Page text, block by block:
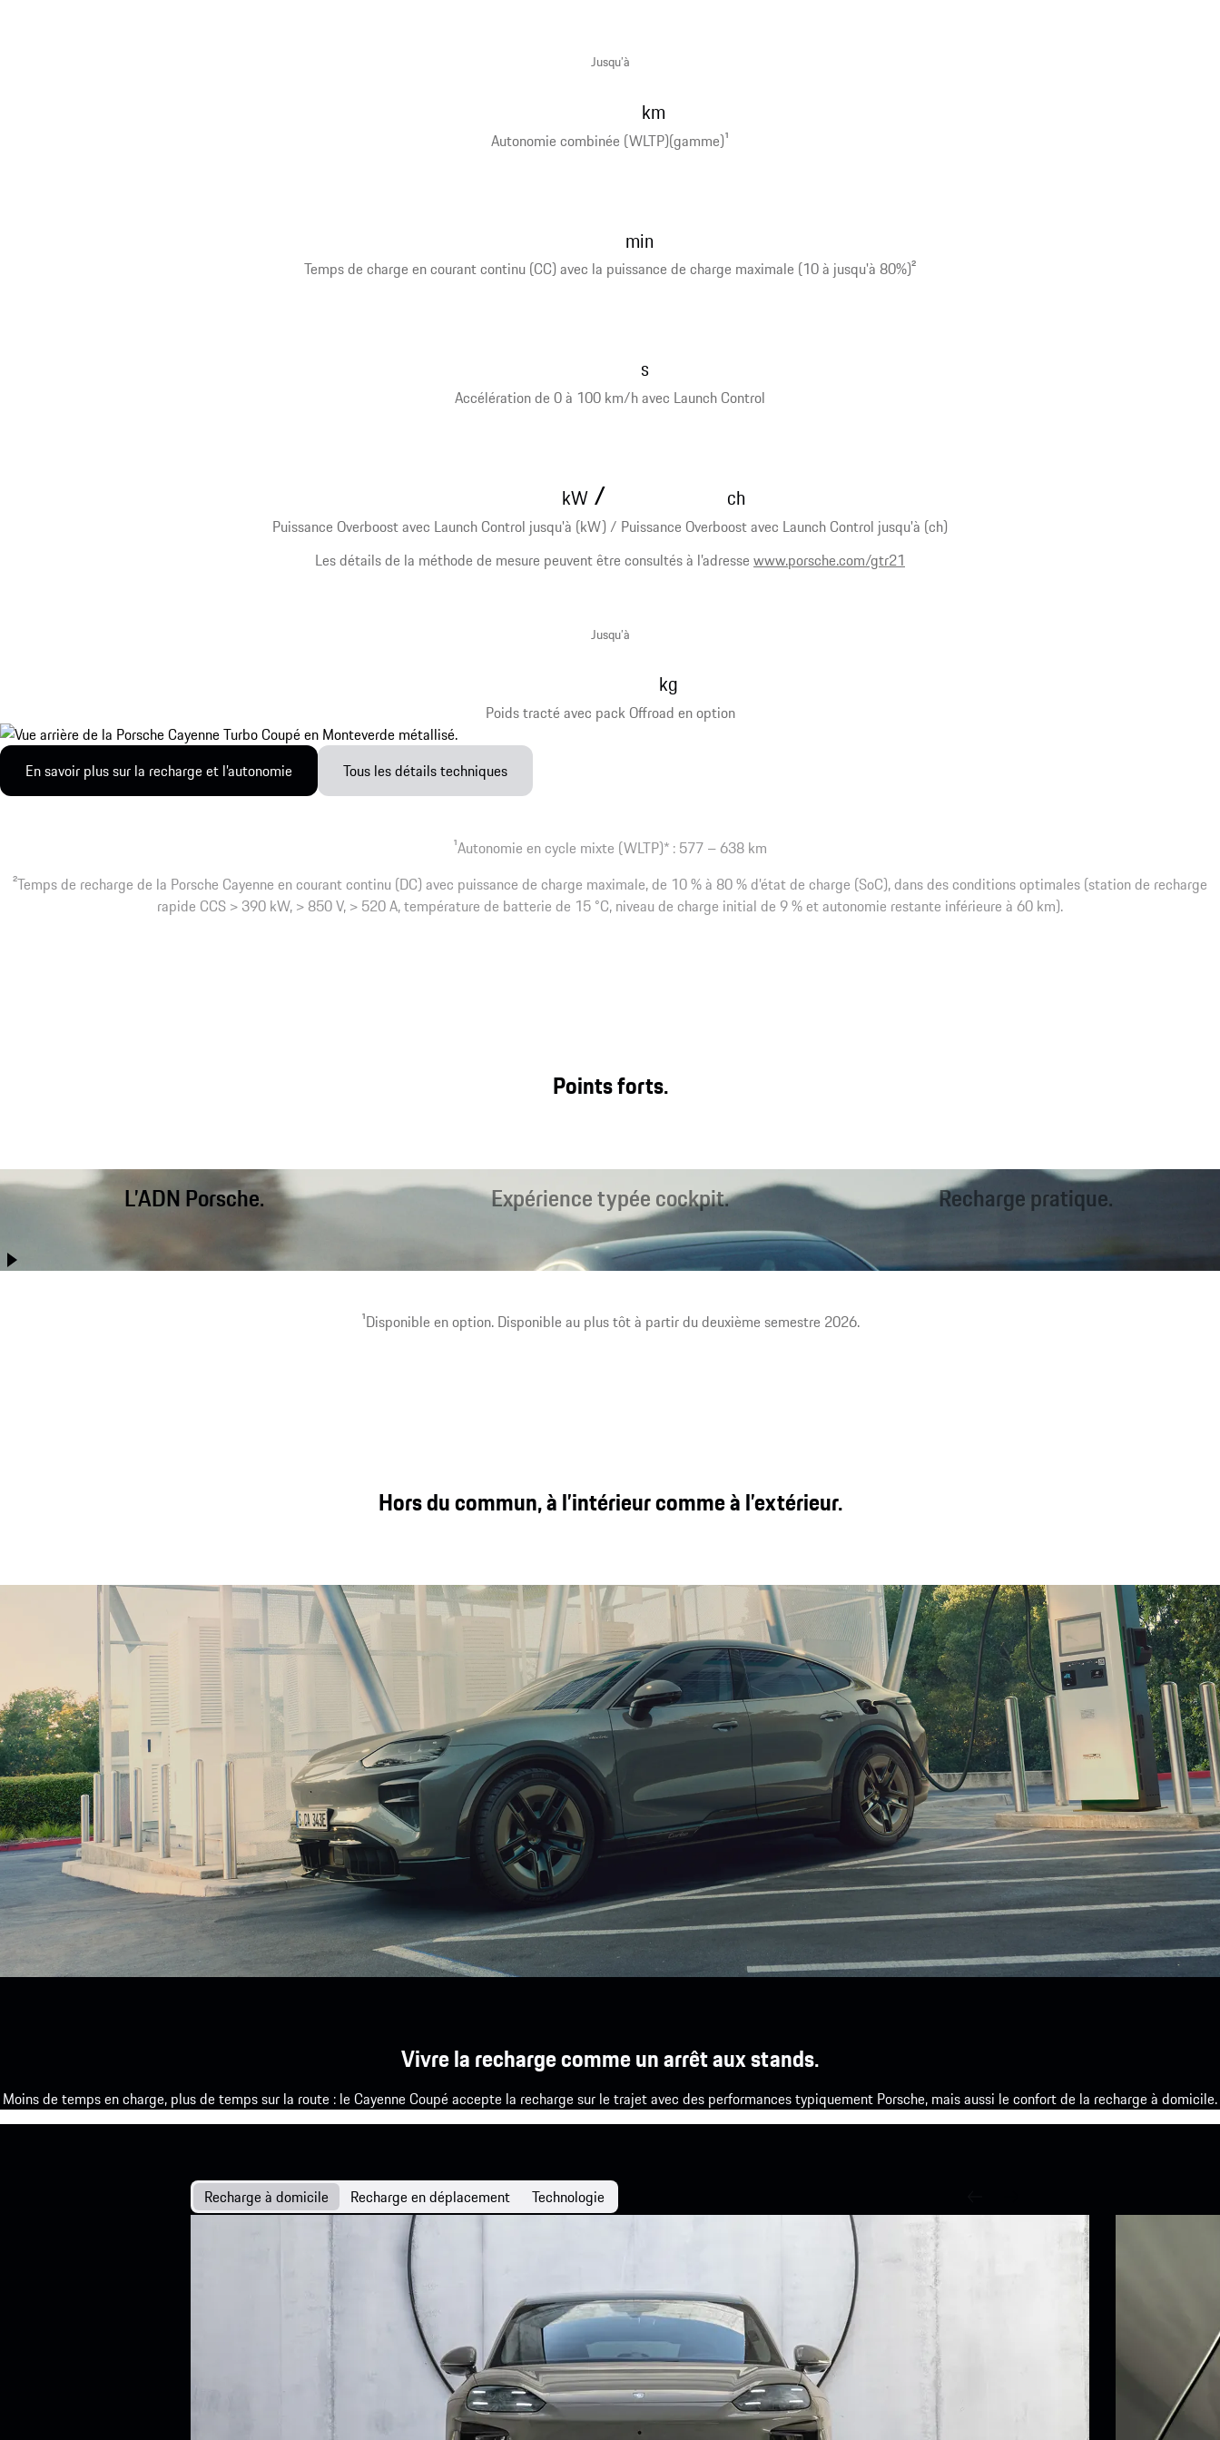
Autonomie combinée (WLTP)(gamme)1
Jusqu’à
km
Temps de charge en courant continu (CC) avec la puissance de charge maximale (10 à jusqu'à 80%)2
min
Accélération de 0 à 100 km/h avec Launch Control
s
Puissance Overboost avec Launch Control jusqu'à (kW) / Puissance Overboost avec Launch Control jusqu'à (ch)
Les détails de la méthode de mesure peuvent être consultés à l’adresse www.porsche.com/gtr21
kW / ch
Poids tracté avec pack Offroad en option
Jusqu’à
kg
En savoir plus sur la recharge et l’autonomie Tous les détails techniques
1Autonomie en cycle mixte (WLTP)* : 577 – 638 km
2Temps de recharge de la Porsche Cayenne en courant continu (DC) avec puissance de charge maximale, de 10 % à 80 % d’état de charge (SoC), dans des conditions optimales (station de recharge
rapide CCS > 390 kW, > 850 V, > 520 A, température de batterie de 15 °C, niveau de charge initial de 9 % et autonomie restante inférieure à 60 km).
Points forts.
L’ADN Porsche.
d’utilisation au quotidien, confort sur longue distance et
Expérience typée cockpit.
Expérience unique dans l’habitacle grâce à la plus grande
surface d’écran disponible dans une Porsche, aux modes
Recharge pratique.
domicile. Rouler sereinement. Les solutions de recharge
1Disponible en option. Disponible au plus tôt à partir du deuxième semestre 2026.
Hors du commun, à l’intérieur comme à l’extérieur.
Vivre la recharge comme un arrêt aux stands.
Moins de temps en charge, plus de temps sur la route : le Cayenne Coupé accepte la recharge sur le trajet avec des performances typiquement Porsche, mais aussi le confort de la recharge à domicile.
Recharge à domicile Recharge en déplacement Technologie